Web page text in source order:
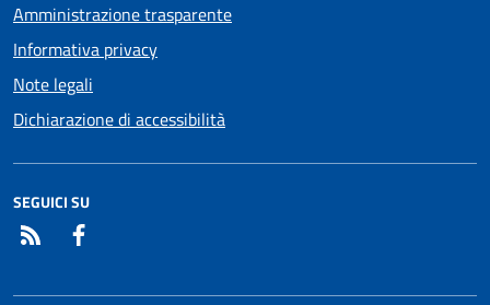
Amministrazione trasparente
Informativa privacy
Note legali
Dichiarazione di accessibilità
SEGUICI SU
RSS